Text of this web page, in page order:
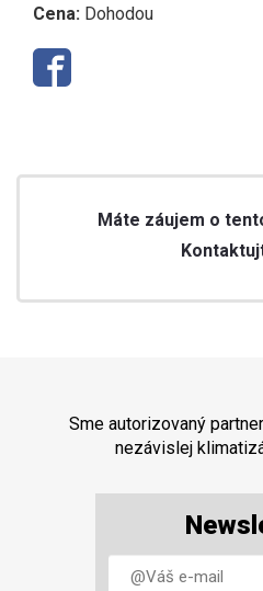
Cena: Dohodou
Máte záujem o
Sme autorizovaný
nezávislej